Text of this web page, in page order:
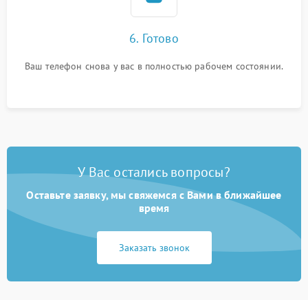
6. Готово
Ваш телефон снова у вас в полностью рабочем состоянии.
У Вас остались вопросы?
Оставьте заявку, мы свяжемся с Вами в ближайшее
время
Заказать звонок